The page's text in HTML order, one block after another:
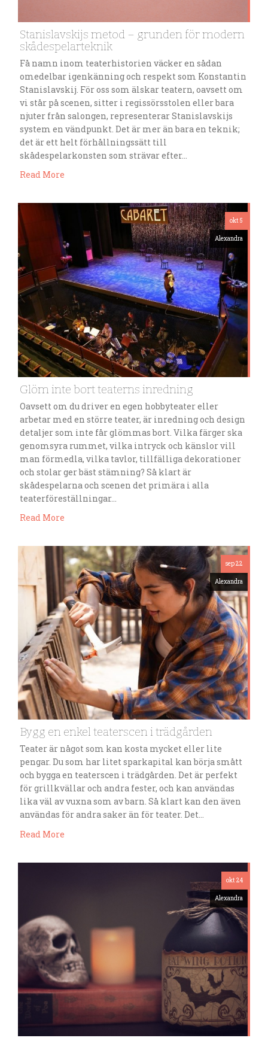
Stanislavskijs metod – grunden för modern
skådespelarteknik
Få namn inom teaterhistorien väcker en sådan
omedelbar igenkänning och respekt som Konstantin
Stanislavskij. För oss som älskar teatern, oavsett om
vi står på scenen, sitter i regissörsstolen eller bara
njuter från salongen, representerar Stanislavskijs
system en vändpunkt. Det är mer än bara en teknik;
det är ett helt förhållningssätt till
skådespelarkonsten som strävar efter…
Read More
okt 5
Alexandra
Glöm inte bort teaterns inredning
Oavsett om du driver en egen hobbyteater eller
arbetar med en större teater, är inredning och design
detaljer som inte får glömmas bort. Vilka färger ska
genomsyra rummet, vilka intryck och känslor vill
man förmedla, vilka tavlor, tillfälliga dekorationer
och stolar ger bäst stämning? Så klart är
skådespelarna och scenen det primära i alla
teaterföreställningar…
Read More
sep 22
Alexandra
Bygg en enkel teaterscen i trädgården
Teater är något som kan kosta mycket eller lite
pengar. Du som har litet sparkapital kan börja smått
och bygga en teaterscen i trädgården. Det är perfekt
för grillkvällar och andra fester, och kan användas
lika väl av vuxna som av barn. Så klart kan den även
användas för andra saker än för teater. Det…
Read More
okt 24
Alexandra